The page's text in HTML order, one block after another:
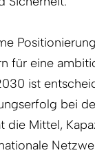
für eine
ist
bei
die Mittel,